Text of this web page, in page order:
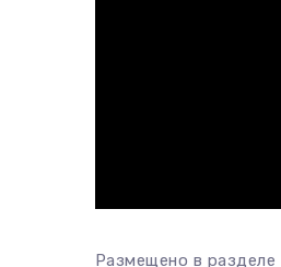
Размещено в разделе